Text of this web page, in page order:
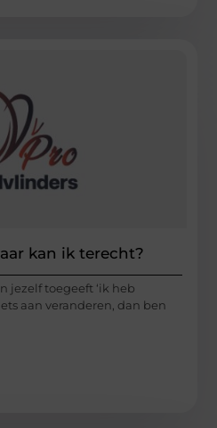
kan ik terecht?
jezelf toegeeft ‘ik heb
aan veranderen, dan ben